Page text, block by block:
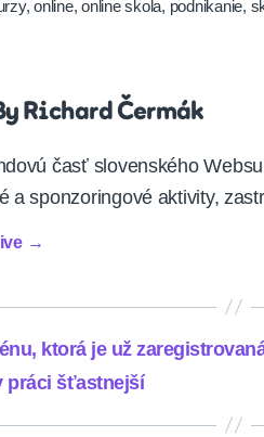
,online,online skola, podnikanie,
Richard Čermák
časť slovenského
a sponzoringové aktivity,
→
ktorá je už
práci šťastnejší